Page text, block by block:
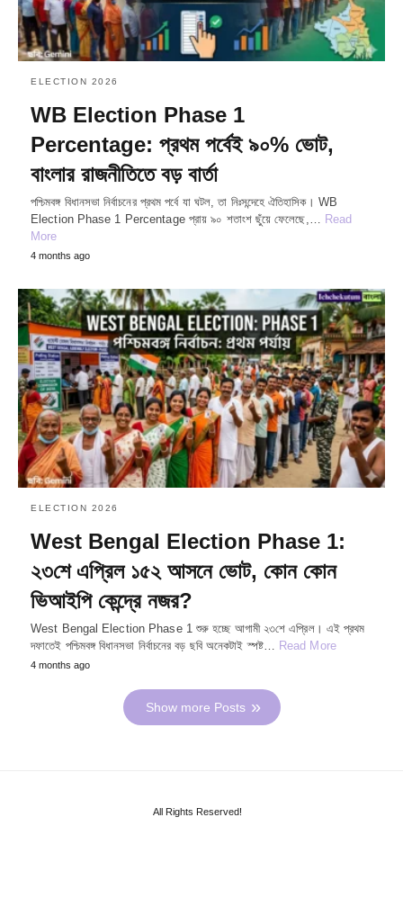
ELECTION 2026
WB Election Phase 1
Percentage: প্রথম পর্বেই ৯০% ভোট,
বাংলার রাজনীতিতে বড় বার্তা
পশ্চিমবঙ্গ বিধানসভা নির্বাচনের প্রথম পর্বে যা ঘটল, তা নিঃসন্দেহে ঐতিহাসিক। WB
Election Phase 1 Percentage প্রায় ৯০ শতাংশ ছুঁয়ে ফেলেছে,… Read
More
4 months ago
ELECTION 2026
West Bengal Election Phase 1:
২৩শে এপ্রিল ১৫২ আসনে ভোট, কোন কোন
ভিআইপি কেন্দ্রে নজর?
West Bengal Election Phase 1 শুরু হচ্ছে আগামী ২৩শে এপ্রিল। এই প্রথম
দফাতেই পশ্চিমবঙ্গ বিধানসভা নির্বাচনের বড় ছবি অনেকটাই স্পষ্ট… Read More
4 months ago
Show more Posts
All Rights Reserved!